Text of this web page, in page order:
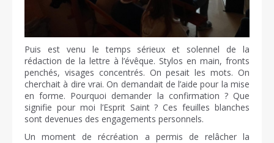
Puis est venu le temps sérieux et solennel de la
rédaction de la lettre à l’évêque. Stylos en main, fronts
penchés, visages concentrés. On pesait les mots. On
cherchait à dire vrai. On demandait de l’aide pour la mise
en forme. Pourquoi demander la confirmation ? Que
signifie pour moi l’Esprit Saint ? Ces feuilles blanches
sont devenues des engagements personnels.
Un moment de récréation a permis de relâcher la